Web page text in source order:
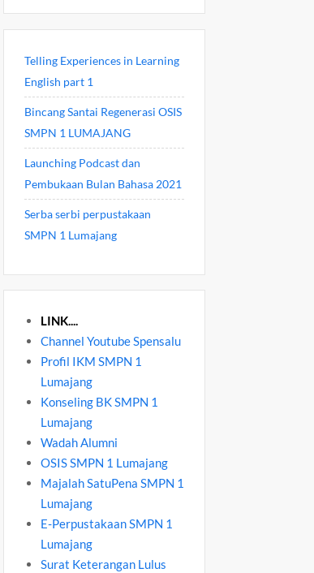
Telling Experiences in Learning
English part 1
Bincang Santai Regenerasi OSIS
SMPN 1 LUMAJANG
Launching Podcast dan
Pembukaan Bulan Bahasa 2021
Serba serbi perpustakaan
SMPN 1 Lumajang
LINK....
Channel Youtube Spensalu
Profil IKM SMPN 1
Lumajang
Konseling BK SMPN 1
Lumajang
Wadah Alumni
OSIS SMPN 1 Lumajang
Majalah SatuPena SMPN 1
Lumajang
E-Perpustakaan SMPN 1
Lumajang
Surat Keterangan Lulus